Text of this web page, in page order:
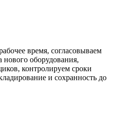
время, согласовываем
оборудования,
контролируем сроки
и сохранность до